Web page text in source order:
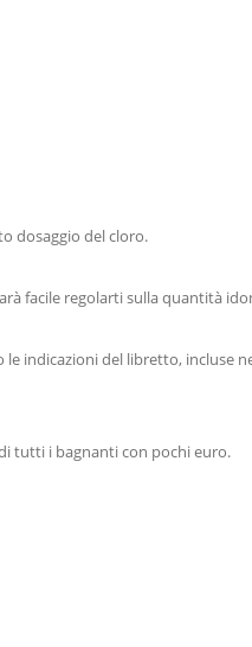
dosaggio del cloro.
facile regolarti sulla quantità
indicazioni del libretto, incluse
tutti i bagnanti con pochi euro.